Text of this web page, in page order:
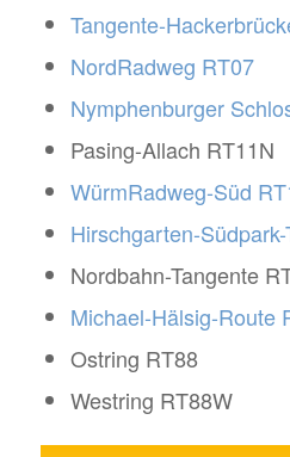
Tangente-
NordRadweg RT07
Nymphenburger
Pasing-Allach RT11N
WürmRadweg-Süd
Hirschgarten-
Nordbahn-Tangente
Michael-Hälsig-Route
Ostring RT88
Westring RT88W